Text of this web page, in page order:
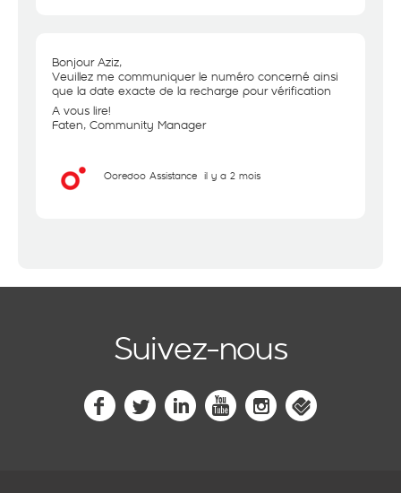
Bonjour Aziz,
Veuillez me communiquer le numéro concerné ainsi
que la date exacte de la recharge pour vérification
A vous lire!
Faten, Community Manager
Ooredoo Assistance il y a 2 mois
Suivez-nous